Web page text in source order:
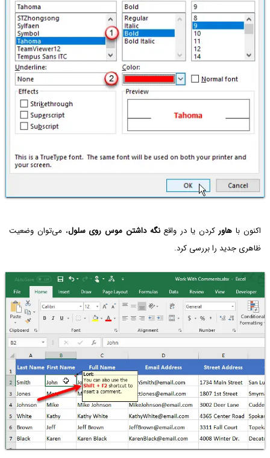
اکنون با هاور کردن یا در واقعنگه داشتن موس روی سلول، می‌توان وضعیت
ظاهری جدید را بررسی کرد.